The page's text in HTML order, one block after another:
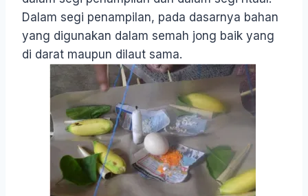
Dalam segi penampilan, pada dasarnya bahan
yang digunakan dalam semah jong baik yang
di darat maupun dilaut sama.